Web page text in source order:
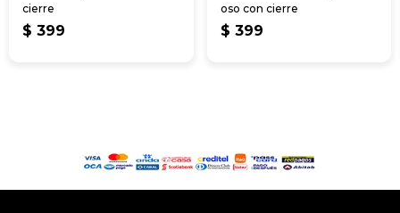
cierre
$ 399
oso con cierre
$ 399